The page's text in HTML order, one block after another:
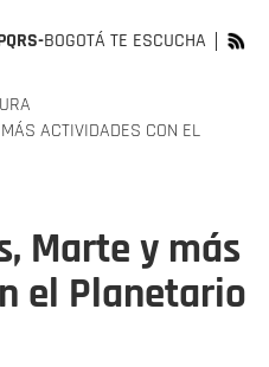
BOGOTÁ TE ESCUCHA
ACTIVIDADES CON EL
Marte y más
el Planetario